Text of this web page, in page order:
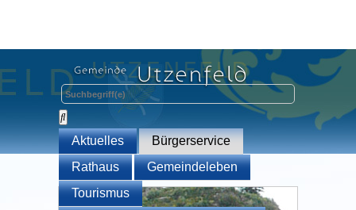
Aktuelles
Bürgerservice
Rathaus
Gemeindeleben
Tourismus